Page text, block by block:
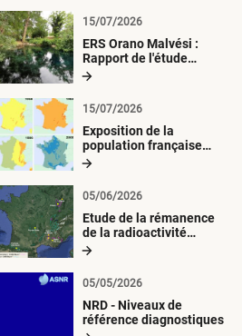
ERS Orano Malvési :
Rapport de l'étude
radiologique du milieu
15/07/2026
Exposition de la
population française
métropolitaine aux
atmosphériques
radioactives depuis 1945
15/07/2026
Etude de la rémanence
de la radioactivité
d’origine artificielle
05/06/2026
NRD - Niveaux de
référence diagnostiques
05/05/2026